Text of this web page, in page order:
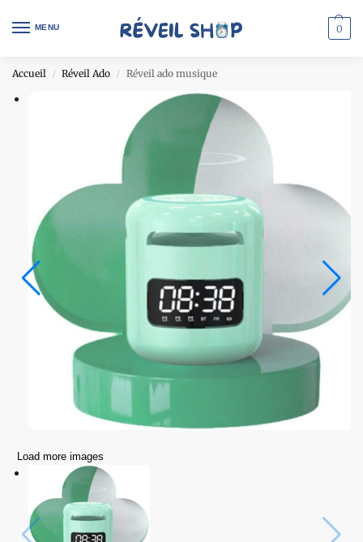
MENU 0
Accueil / Réveil Ado / Réveil ado musique
Load more images